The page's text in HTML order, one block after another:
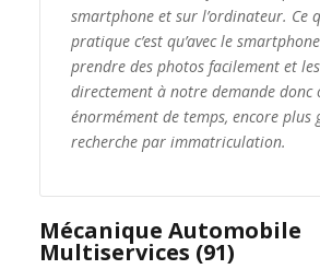
smartphone et sur l’ordinateur. Ce
pratique c’est qu’avec le
prendre des photos facilement et
directement à notre demande donc
énormément de temps, encore plus
recherche par immatriculation.
Mécanique Automobile
Multiservices (91)